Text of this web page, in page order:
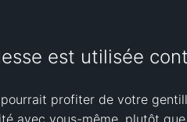
est utilisée
pourrait profiter de votre
avec vous-même, plutôt